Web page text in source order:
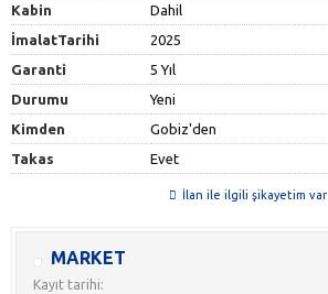
Kabin
Dahil
İmalatTarihi
2025
Garanti
5 Yıl
Durumu
Yeni
Kimden
Gobiz'den
Takas
Evet
İlan ile ilgili şikayetim var
MARKET
Kayıt tarihi: